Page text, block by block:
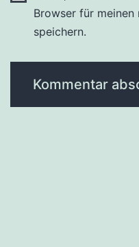
Browser für meinen
speichern.